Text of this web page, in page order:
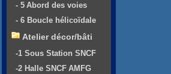
- 5 Abord des voies
- 6 Boucle hélicoïdale
Atelier décor/bâti
-1 Sous Station SNCF
-2 Halle SNCF AMFG